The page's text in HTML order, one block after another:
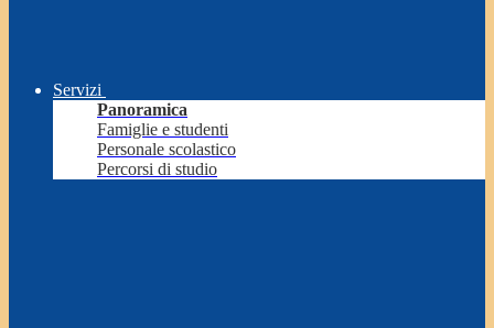
Servizi
Panoramica
Famiglie e studenti
Personale scolastico
Percorsi di studio